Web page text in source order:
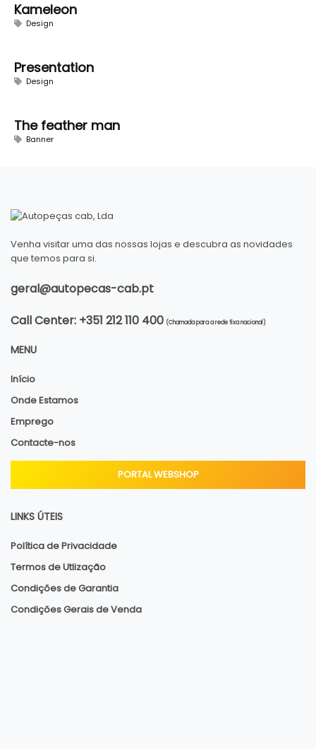
Kameleon
Design
Presentation
Design
The feather man
Banner
Venha visitar uma das nossas lojas e descubra as novidades
que temos para si.
geral@autopecas-cab.pt
Call Center: +351 212 110 400 (Chamada para a rede fixa nacional)
MENU
Início
Onde Estamos
Emprego
Contacte-nos
PORTAL WEBSHOP
LINKS ÚTEIS
Política de Privacidade
Termos de Utlização
Condições de Garantia
Condições Gerais de Venda